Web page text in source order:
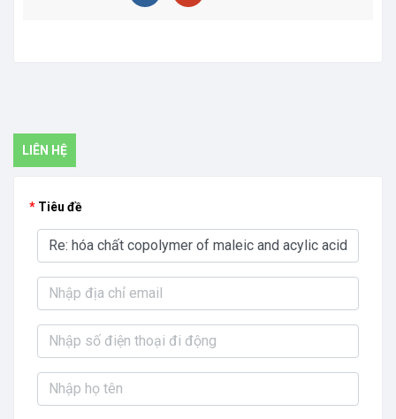
LIÊN HỆ
Tiêu đề